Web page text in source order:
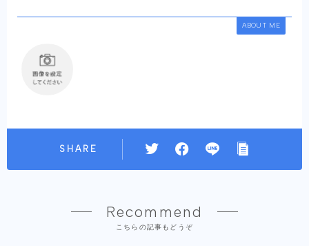
ABOUT ME
SHARE
Recommend
こちらの記事もどうぞ